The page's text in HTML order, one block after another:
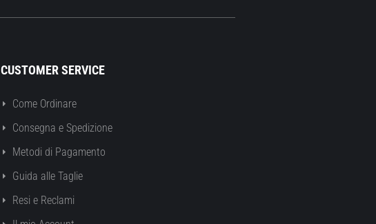
CUSTOMER SERVICE
Come Ordinare
Consegna e Spedizione
Metodi di Pagamento
Guida alle Taglie
Resi e Reclami